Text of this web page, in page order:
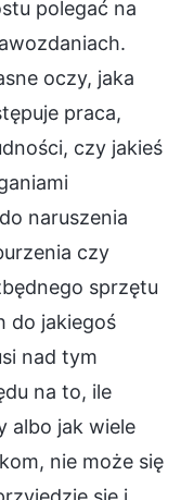
polegać na
oczy, jaka
praca,
czy jakieś
naruszenia
czy
sprzętu
do jakiegoś
nad tym
na to, ile
albo jak wiele
nie może się